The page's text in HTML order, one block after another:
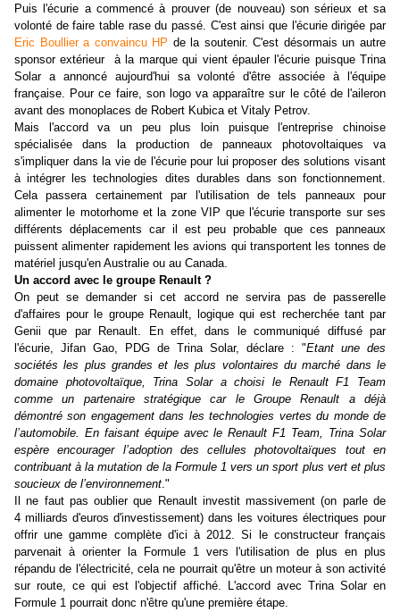
Puis l'écurie a commencé à prouver (de nouveau) son sérieux et sa
volonté de faire table rase du passé. C'est ainsi que l'écurie dirigée par
Eric Boullier a convaincu HP de la soutenir. C'est désormais un autre
sponsor extérieur à la marque qui vient épauler l'écurie puisque Trina
Solar a annoncé aujourd'hui sa volonté d'être associée à l'équipe
française. Pour ce faire, son logo va apparaître sur le côté de l'aileron
avant des monoplaces de Robert Kubica et Vitaly Petrov.
Mais l'accord va un peu plus loin puisque l'entreprise chinoise
spécialisée dans la production de panneaux photovoltaiques va
s'impliquer dans la vie de l'écurie pour lui proposer des solutions visant
à intégrer les technologies dites durables dans son fonctionnement.
Cela passera certainement par l'utilisation de tels panneaux pour
alimenter le motorhome et la zone VIP que l'écurie transporte sur ses
différents déplacements car il est peu probable que ces panneaux
puissent alimenter rapidement les avions qui transportent les tonnes de
matériel jusqu'en Australie ou au Canada.
Un accord avec le groupe Renault ?
On peut se demander si cet accord ne servira pas de passerelle
d'affaires pour le groupe Renault, logique qui est recherchée tant par
Genii que par Renault. En effet, dans le communiqué diffusé par
l'écurie, Jifan Gao, PDG de Trina Solar, déclare : "Etant une des
sociétés les plus grandes et les plus volontaires du marché dans le
domaine photovoltaïque, Trina Solar a choisi le Renault F1 Team
comme un partenaire stratégique car le Groupe Renault a déjà
démontré son engagement dans les technologies vertes du monde de
l’automobile. En faisant équipe avec le Renault F1 Team, Trina Solar
espère encourager l’adoption des cellules photovoltaïques tout en
contribuant à la mutation de la Formule 1 vers un sport plus vert et plus
soucieux de l’environnement."
Il ne faut pas oublier que Renault investit massivement (on parle de
4 milliards d'euros d'investissement) dans les voitures électriques pour
offrir une gamme complète d'ici à 2012. Si le constructeur français
parvenait à orienter la Formule 1 vers l'utilisation de plus en plus
répandu de l'électricité, cela ne pourrait qu'être un moteur à son activité
sur route, ce qui est l'objectif affiché. L'accord avec Trina Solar en
Formule 1 pourrait donc n'être qu'une première étape.